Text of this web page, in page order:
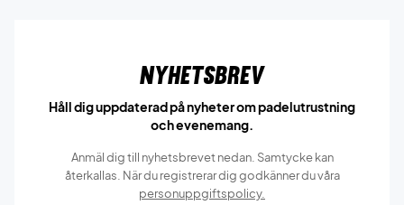
Nyhetsbrev
Håll dig uppdaterad på nyheter om padelutrustning
och evenemang.
Anmäl dig till nyhetsbrevet nedan. Samtycke kan
återkallas. När du registrerar dig godkänner du våra
personuppgiftspolicy.